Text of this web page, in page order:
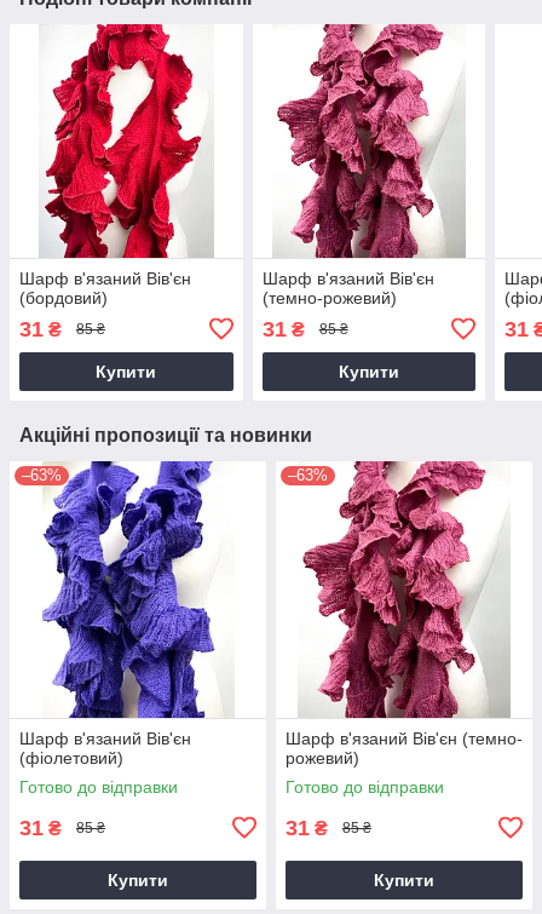
Шарф в'язаний Вів'єн
(бордовий)
31 ₴ 85 ₴
Купити
Шарф в'язаний Вів'єн
(темно-рожевий)
31₴ 85 ₴
Купити
31
Акційні пропозиції та новинки
–63%
Шарф в'язаний Вів'єн
(фіолетовий)
Готово до відправки
31 ₴ 85 ₴
Купити
–63%
Шарф в'язаний Вів'єн (темно-
рожевий)
Готово до відправки
31 ₴ 85 ₴
Купити